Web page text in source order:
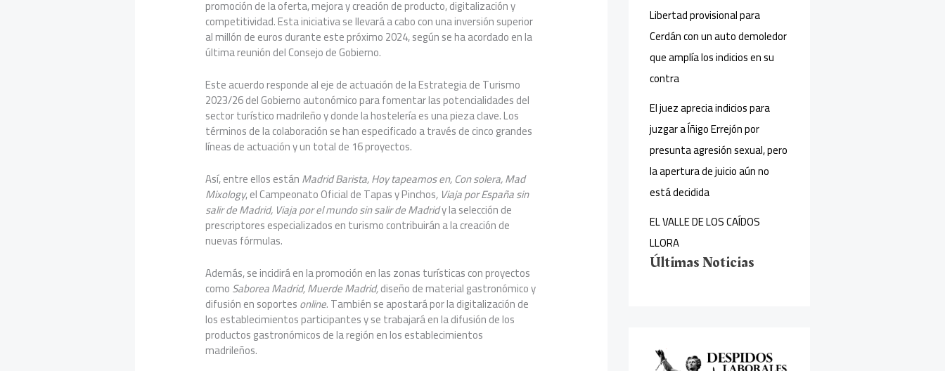
promoción de la oferta, mejora y creación de producto, digitalización y
competitividad. Esta iniciativa se llevará a cabo con una inversión superior
al millón de euros durante este próximo 2024, según se ha acordado en la
última reunión del Consejo de Gobierno.
Este acuerdo responde al eje de actuación de la Estrategia de Turismo
2023/26 del Gobierno autonómico para fomentar las potencialidades del
sector turístico madrileño y donde la hostelería es una pieza clave. Los
términos de la colaboración se han especificado a través de cinco grandes
líneas de actuación y un total de 16 proyectos.
Así, entre ellos estánMadrid Barista, Hoy tapeamos en, Con solera, Mad
Mixology, el Campeonato Oficial de Tapas y Pinchos, Viaja por España sin
salir de Madrid, Viaja por el mundo sin salir de Madridy la selección de
prescriptores especializados en turismo contribuirán a la creación de
nuevas fórmulas.
Además, se incidirá en la promoción en las zonas turísticas con proyectos
comoSaborea Madrid, Muerde Madrid,diseño de material gastronómico y
difusión en soportesonline. También se apostará por la digitalización de
los establecimientos participantes y se trabajará en la difusión de los
productos gastronómicos de la región en los establecimientos
madrileños.
Libertad provisional para
Cerdán con un auto demoledor
que amplía los indicios en su
contra
El juez aprecia indicios para
juzgar a Íñigo Errejón por
presunta agresión sexual, pero
la apertura de juicio aún no
está decidida
EL VALLE DE LOS CAÍDOS
LLORA
Últimas Noticias